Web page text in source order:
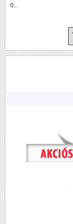
0..